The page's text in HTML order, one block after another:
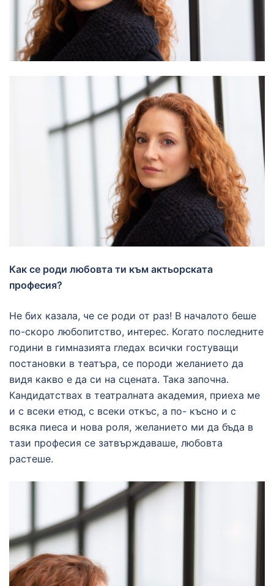
Как се роди любовта ти към актьорската
професия?
Не бих казала, че се роди от раз! В началото беше
по-скоро любопитство, интерес. Когато последните
години в гимназията гледах всички гостуващи
постановки в театъра, се породи желанието да
видя какво е да си на сцената. Така започна.
Кандидатствах в театралната академия, приеха ме
и с всеки етюд, с всеки откъс, а по- късно и с
всяка пиеса и нова роля, желанието ми да бъда в
тази професия се затвърждаваше, любовта
растеше.